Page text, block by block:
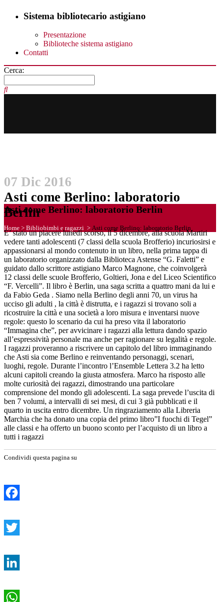
Sistema bibliotecario astigiano
Presentazione
Biblioteche sistema astigiano
Contatti
Cerca:
Asti come Berlino: laboratorio Berlin
Home > Bibliobimbi e ragazzi > Asti come Berlino: laboratorio Berlin
07 Dic 2016
Asti come Berlino: laboratorio
Berlin
E’ stato un piacere lunedì scorso, il 5 dicembre, alla scuola Martiri
vedere tanti adolescenti (7 classi della scuola Brofferio) incuriosirsi e
appassionarsi al mondo contenuto in un libro, nella prima tappa di
un laboratorio organizzato dalla Biblioteca Astense “G. Faletti” e
guidato dallo scrittore astigiano Marco Magnone, che coinvolgerà
12 classi delle scuole Brofferio, Goltieri, Jona e del Liceo Scientifico
“F. Vercelli”. Il libro è Berlin, una saga scritta a quattro mani da lui e
da Fabio Geda . Siamo nella Berlino degli anni 70, un virus ha
ucciso gli adulti , la città è distrutta, e i ragazzi si trovano soli a
ricostruire la città e una società a loro misura e inventarsi nuove
regole: questo lo scenario da cui ha preso vita il laboratorio
“Immagina che”, per avvicinare i ragazzi alla lettura dando spazio
all’espressività personale ma anche per ragionare su legalità e regole.
I ragazzi proveranno a riscrivere un capitolo del libro immaginando
che Asti sia come Berlino e reinventando personaggi, scenari,
luoghi, regole. Durante l’incontro l’Ensemble Lettera 3.2 ha letto
alcuni capitoli creando la giusta atmosfera. Marco ha risposto alle
molte curiosità dei ragazzi, dimostrando una particolare
comprensione del mondo gli adolescenti. La saga prevede l’uscita di
ben 7 volumi, a intervalli di sei mesi, di cui 3 già pubblicati e il
quarto in uscita entro dicembre. Un ringraziamento alla Libreria
Marchia che ha donato una copia del primo libro”I fuochi di Tegel”
alle classi e ha offerto un buono sconto per l’acquisto di un libro a
tutti i ragazzi
Condividi questa pagina su